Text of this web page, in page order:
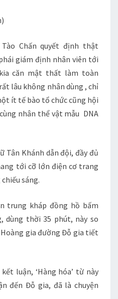
Chấn quyết định thật
giám định nhân viên tới
căn mật thất làm toàn
lâu không nhân dùng , chỉ
ít tế bào tổ chức cũng hội
nhân thể vật mẫu DNA
Tân Khánh dẫn đội, đầy đủ
tới cỡ lớn điện cơ trang
sáng.
trung kháp đồng hồ bấm
dùng thời 35 phút, này so
gia đường Đỗ gia tiết
luận, ‘Hàng hóa’ từ này
đến Đỗ gia, đã là chuyện